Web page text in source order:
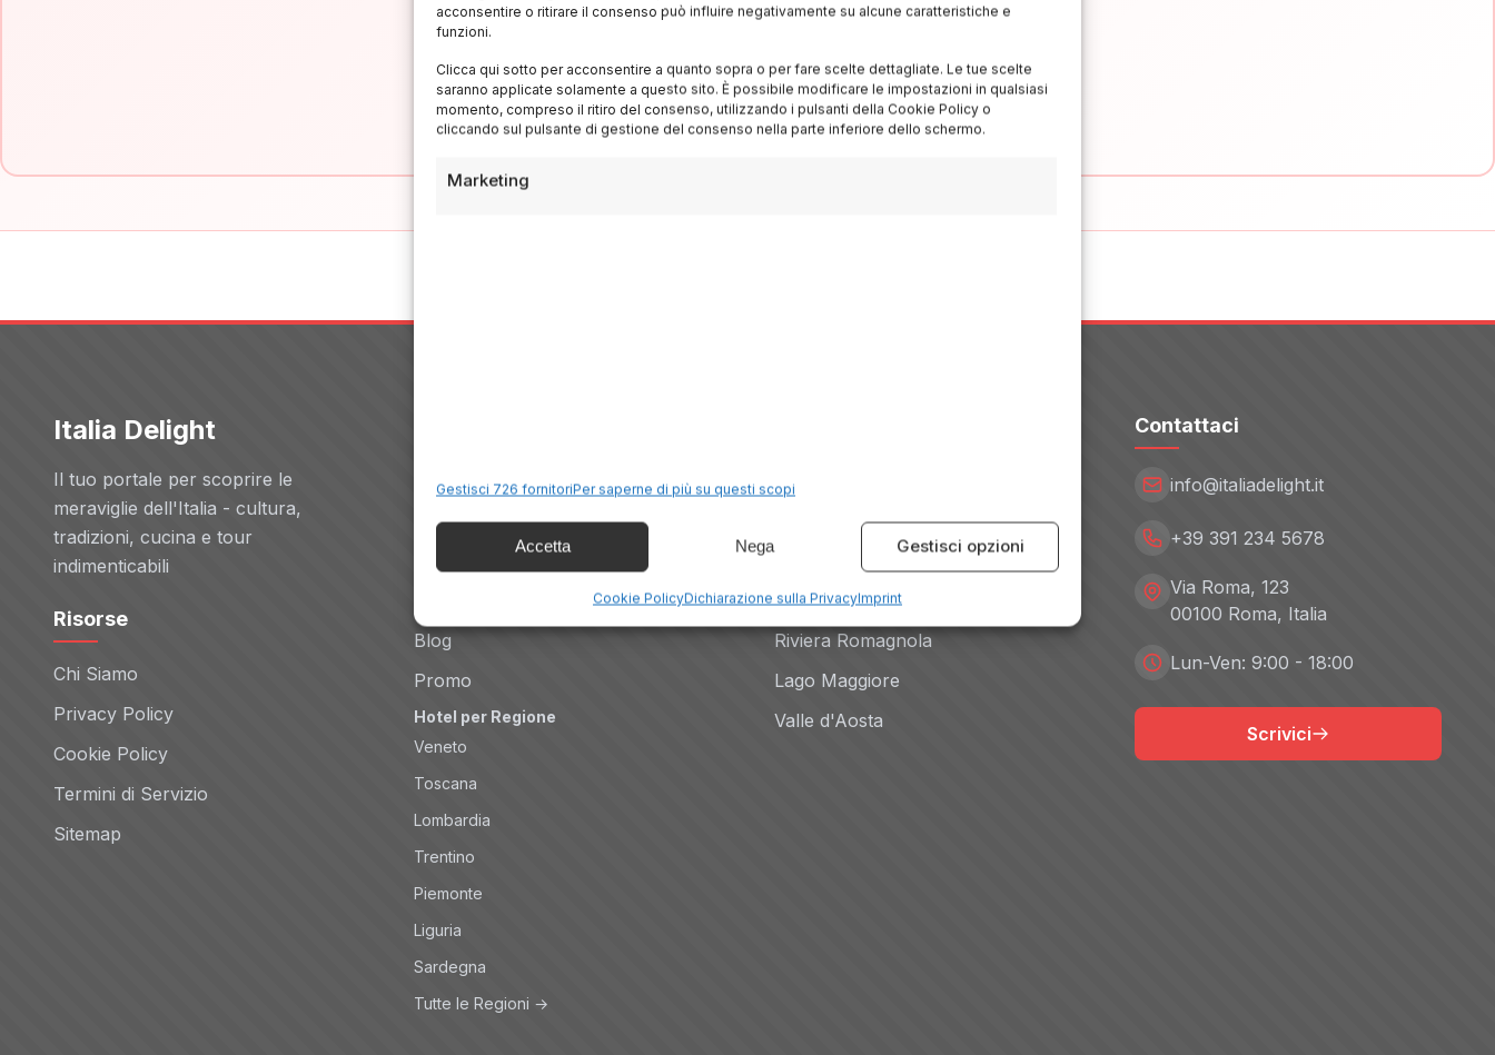
acconsentire o ritirare il consenso può influire negativamente su alcune caratteristiche e
funzioni.
Clicca qui sotto per acconsentire a quanto sopra o per fare scelte dettagliate. Le tue scelte
saranno applicate solamente a questo sito. È possibile modificare le impostazioni in qualsiasi
momento, compreso il ritiro del consenso, utilizzando i pulsanti della Cookie Policy o
cliccando sul pulsante di gestione del consenso nella parte inferiore dello schermo.
Marketing
Gestisci 726 fornitoriPer saperne di più su questi scopi
Accetta Nega Gestisci opzioni
Cookie PolicyDichiarazione sulla PrivacyImprint
Iscriviti alla newsletter per ricevere guide di viaggio, offerte esclusive e
Iscriviti
Italia Delight
Il tuo portale per scoprire le
meraviglie dell'Italia - cultura,
tradizioni, cucina e tour
indimenticabili
Risorse
Chi Siamo
Privacy Policy
Cookie Policy
Termini di Servizio
Sitemap
Hotel
Voli
Noleggio Auto
Blog
Promo
Hotel per Regione
Veneto
Toscana
Lombardia
Trentino
Piemonte
Liguria
Sardegna
Tutte le Regioni →
Lago di Garda
Lago di Como
Costiera Amalfitana
Riviera Romagnola
Lago Maggiore
Valle d'Aosta
Contattaci
info@italiadelight.it
+39 391 234 5678
Via Roma, 123
00100 Roma, Italia
Lun-Ven: 9:00 - 18:00
Scrivici